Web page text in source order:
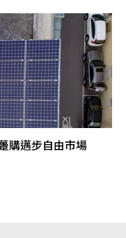
購邁步自由市場